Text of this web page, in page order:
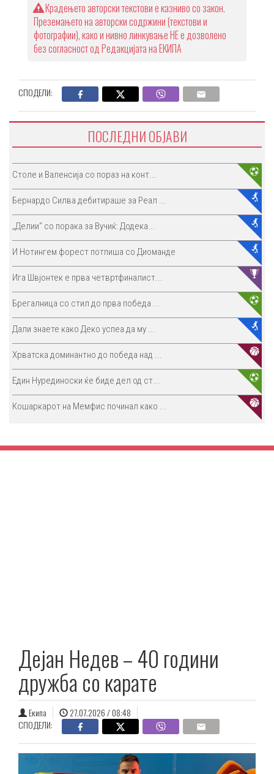
Крадењето авторски текстови е казниво со закон.
Преземањето на авторски содржини (текстови и
фотографии), како и нивно линкување НЕ е дозволено
без согласност од Редакцијата на ЕКИПА
СПОДЕЛИ:
ПОСЛЕДНИ ОБЈАВИ
Столе и Валенсија со пораз на конт...
Бернардо Силва дебитираше за Реал ...
„Делии“ со порака за Вучиќ: Додека...
И Нотингем форест потпиша со Диоманде
Ига Швјонтек е прва четвртфиналист...
Брегалница со стил до прва победа ...
Дали знаете како Деко успеа да му ...
Хрватска доминантно до победа над ...
Един Нурединоски ќе биде дел од ст...
Кошаркарот на Мемфис починал како ...
Дејан Недев – 40 години
дружба со карате
Екипа
27.07.2026 / 08:48
СПОДЕЛИ: